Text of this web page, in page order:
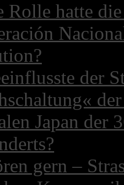
Rolle hatte
der
Japan der
gern –